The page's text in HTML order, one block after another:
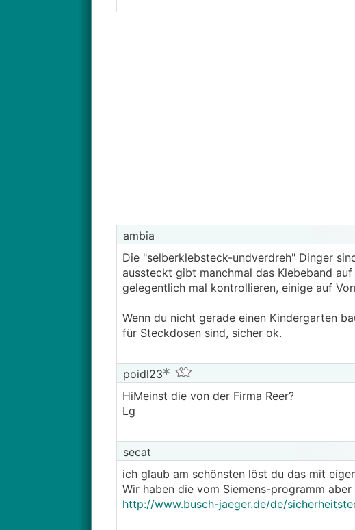
ambia
Die "selberklebsteck-undverdreh" Dinger
aussteckt gibt manchmal das Klebeband
gelegentlich mal kontrollieren, einige auf
Wenn du nicht gerade einen Kindergarten
für Steckdosen sind, sicher ok.
poidl23
HiMeinst die von der Firma Reer?
Lg
secat
ich glaub am schönsten löst du das mit
Wir haben die vom Siemens-programm
http://www.busch-jaeger.de/de/